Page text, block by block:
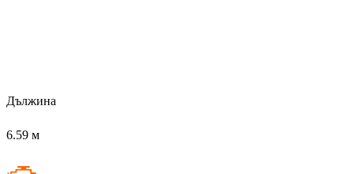
Дължина
6.59 м